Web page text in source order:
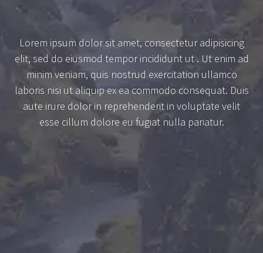
Lorem ipsum dolor sit amet, consectetur adipisicing
elit, sed do eiusmod tempor incididunt ut . Ut enim ad
minim veniam, quis nostrud exercitation ullamco
laboris nisi ut aliquip ex ea commodo consequat. Duis
aute irure dolor in reprehenderit in voluptate velit
esse cillum dolore eu fugiat nulla pariatur.